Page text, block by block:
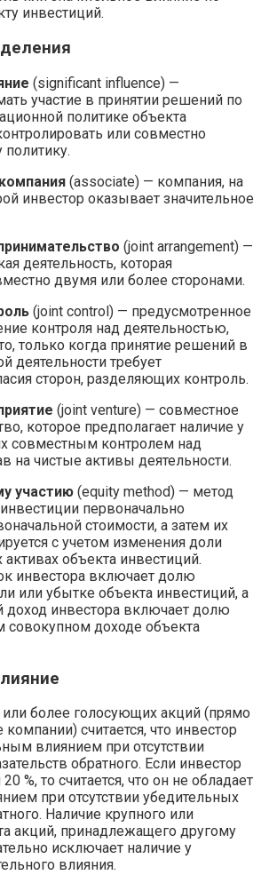
инвестиций.
(significant influence) —
участие в принятии решений по
политике объекта
или совместно
политику.
(associate) — компания, на
инвестор оказывает значительное
(joint arrangement) —
деятельность, которая
двумя или более сторонами.
(joint control) — предусмотренное
контроля над деятельностью,
только когда принятие решений в
деятельности требует
сторон, разделяющих контроль.
(joint venture) — совместное
которое предполагает наличие у
совместным контролем над
на чистые активы деятельности.
участию (equity method) — метод
первоначально
стоимости, а затем их
с учетом изменения доли
объекта инвестиций.
инвестора включает долю
или убытке объекта инвестиций, а
доход инвестора включает долю
совокупном доходе объекта
более голосующих акций (прямо
считается, что инвестор
влиянием при отсутствии
обратного. Если инвестор
%, то считается, что он не обладает
при отсутствии убедительных
Наличие крупного или
акций, принадлежащего другому
исключает наличие у
влияния.